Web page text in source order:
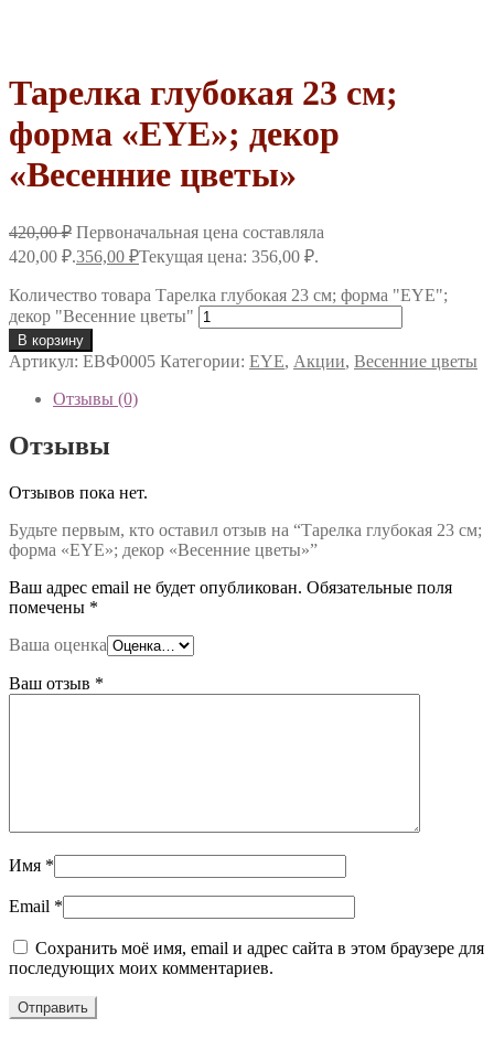
Тарелка глубокая 23 см;
форма «EYE»; декор
«Весенние цветы»
420,00₽ Первоначальная цена составляла
420,00 ₽.356,00 ₽Текущая цена: 356,00 ₽.
Количество товара Тарелка глубокая 23 см; форма "EYE";
декор "Весенние цветы"
В корзину
Артикул: ЕВФ0005 Категории: EYE, Акции, Весенние цветы
Отзывы (0)
Отзывы
Отзывов пока нет.
Будьте первым, кто оставил отзыв на “Тарелка глубокая 23 см;
форма «EYE»; декор «Весенние цветы»”
Ваш адрес email не будет опубликован. Обязательные поля
помечены *
Ваша оценка
Ваш отзыв *
Имя *
Email *
Сохранить моё имя, email и адрес сайта в этом браузере для
последующих моих комментариев.